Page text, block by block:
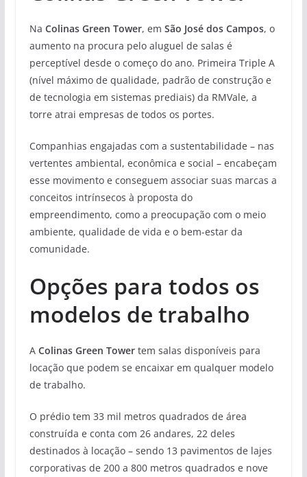
Na Colinas Green Tower, em São José dos Campos, o
aumento na procura pelo aluguel de salas é
perceptível desde o começo do ano. Primeira Triple A
(nível máximo de qualidade, padrão de construção e
de tecnologia em sistemas prediais) da RMVale, a
torre atrai empresas de todos os portes.
Companhias engajadas com a sustentabilidade – nas
vertentes ambiental, econômica e social – encabeçam
esse movimento e conseguem associar suas marcas a
conceitos intrínsecos à proposta do
empreendimento, como a preocupação com o meio
ambiente, qualidade de vida e o bem-estar da
comunidade.
Opções para todos os
modelos de trabalho
A Colinas Green Tower tem salas disponíveis para
locação que podem se encaixar em qualquer modelo
de trabalho.
O prédio tem 33 mil metros quadrados de área
construída e conta com 26 andares, 22 deles
destinados à locação – sendo 13 pavimentos de lajes
corporativas de 200 a 800 metros quadrados e nove